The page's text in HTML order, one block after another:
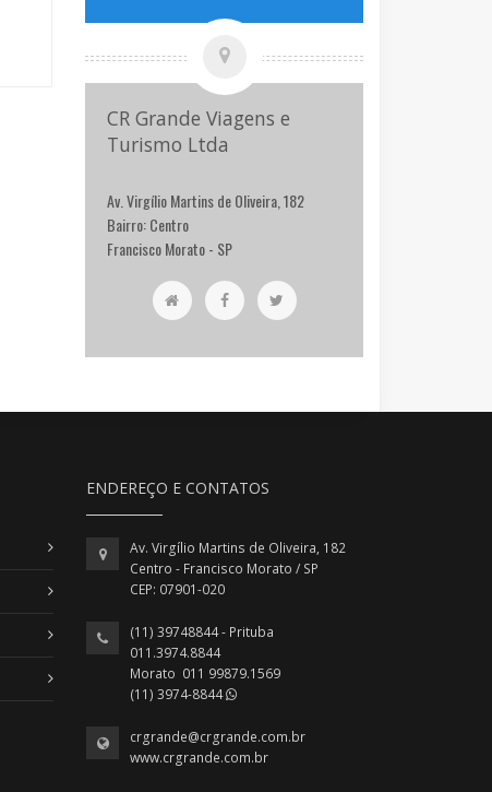
CR Grande Viagens e
Turismo Ltda
Av. Virgílio Martins de Oliveira, 182
Bairro: Centro
Francisco Morato - SP
ENDEREÇO E CONTATOS
Av. Virgílio Martins de Oliveira, 182
Centro - Francisco Morato / SP
CEP: 07901-020
(11) 39748844 - Prituba
011.3974.8844
Morato 011 99879.1569
(11) 3974-8844
crgrande@crgrande.com.br
www.crgrande.com.br